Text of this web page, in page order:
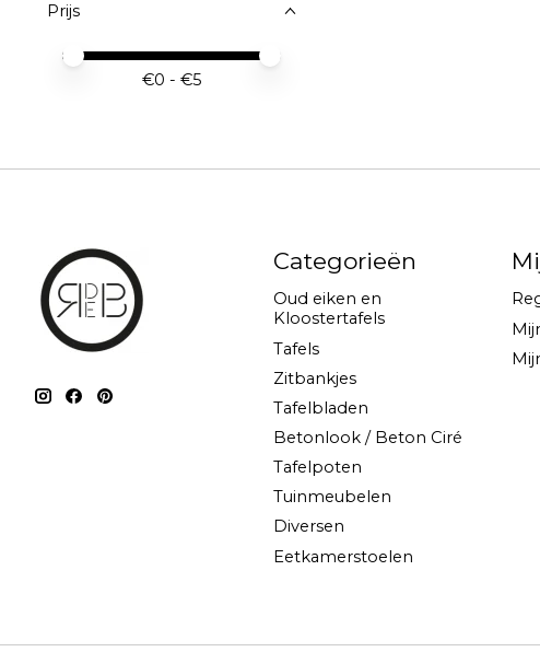
Prijs
Minimale prijswaarde
Price maximum value
€0 - €5
Categorieën
Oud eiken en
Kloostertafels
Tafels
Zitbankjes
Tafelbladen
Betonlook / Beton Ciré
Tafelpoten
Tuinmeubelen
Diversen
Eetkamerstoelen